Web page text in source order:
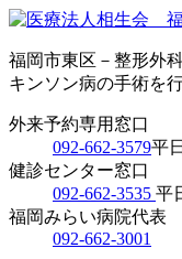
福岡市東区－整形外
キンソン病の手術を
外来予約専用窓口
092-662-3579平
健診センター窓口
092-662-3535 平
福岡みらい病院代表
092-662-3001